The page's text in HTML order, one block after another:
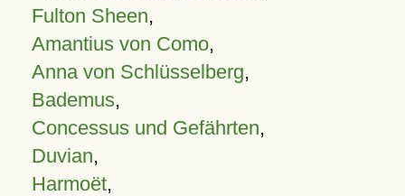
Fulton Sheen,
Amantius von Como,
Anna von Schlüsselberg,
Bademus,
Concessus und Gefährten,
Duvian,
Harmoët,